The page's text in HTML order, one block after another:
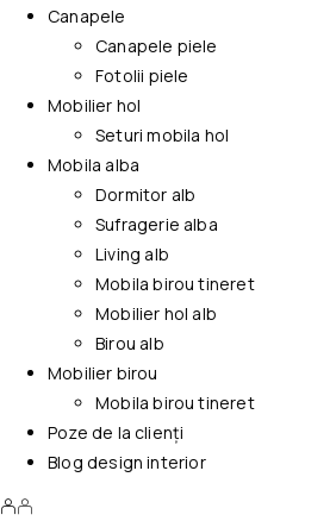
Canapele
Canapele piele
Fotolii piele
Mobilier hol
Seturi mobila hol
Mobila alba
Dormitor alb
Sufragerie alba
Living alb
Mobila birou tineret
Mobilier hol alb
Birou alb
Mobilier birou
Mobila birou tineret
Poze de la clienți
Blog design interior